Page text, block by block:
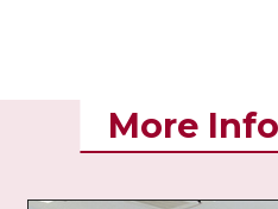
More